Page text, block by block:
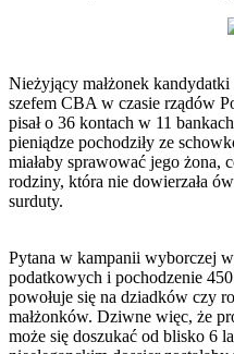
Nieżyjący małżonek
szefem CBA w czasie rządów
pisał o 36 kontach w 11
pieniądze pochodziły ze
miałaby sprawować jego żona,
rodziny, która nie dowierzała
surduty.
Pytana w kampanii wyborczej
podatkowych i pochodzenie
powołuje się na dziadków czy
małżonków. Dziwne więc, że
może się doszukać od blisko 6